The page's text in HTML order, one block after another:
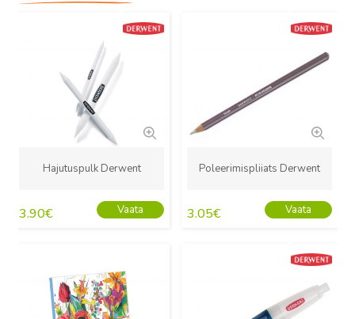
Hajutuspulk Derwent
3.90€ Vaata
Poleerimispliiats Derwent
3.05€ Vaata